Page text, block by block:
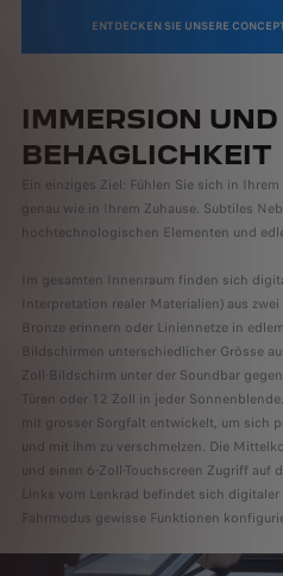
ENTDECKEN SIE UNSERE
IMMERSION UND
BEHAGLICHKEIT
Ein einziges Ziel: Fühlen Sie sich in
genau wie in Ihrem Zuhause. Subtiles
hochtechnologischen Elementen und
Im gesamten Innenraum finden sich
Interpretation realer Materialien) aus
Bronze erinnern oder Liniennetze in
Bildschirmen unterschiedlicher Grösse
Zoll-Bildschirm unter der Soundbar
Türen oder 12 Zoll in jeder
mit grosser Sorgfalt entwickelt, um sich
und mit ihm zu verschmelzen. Die
und einen 6-Zoll-Touchscreen Zugriff auf
Links vom Lenkrad befindet sich
Fahrmodus gewisse Funktionen